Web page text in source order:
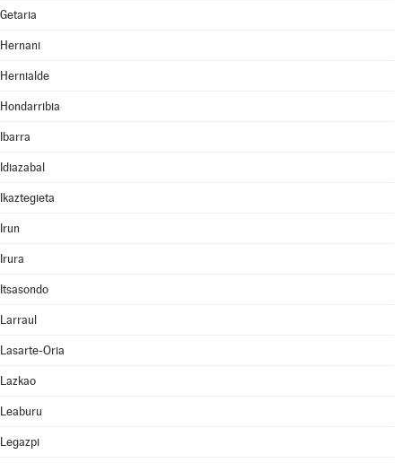
Getaria
Hernani
Hernialde
Hondarribia
Ibarra
Idiazabal
Ikaztegieta
Irun
Irura
Itsasondo
Larraul
Lasarte-Oria
Lazkao
Leaburu
Legazpi